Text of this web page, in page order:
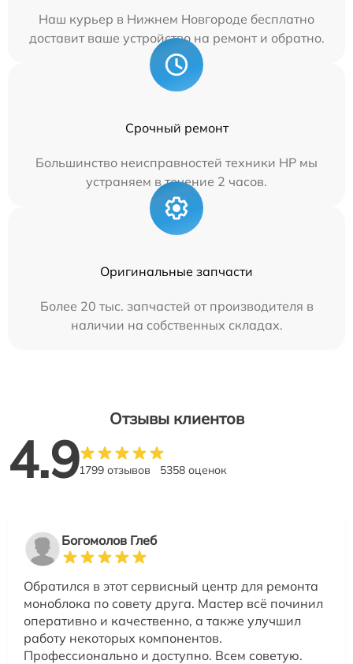
Наш курьер в Нижнем Новгороде бесплатно
доставит ваше устройство на ремонт и обратно.
Срочный ремонт
Большинство неисправностей техники HP мы
устраняем в течение 2 часов.
Оригинальные запчасти
Более 20 тыс. запчастей от производителя в
наличии на собственных складах.
Отзывы клиентов
4.91799 отзывов 5358 оценок
Богомолов Глеб
Обратился в этот сервисный центр для ремонта
моноблока по совету друга. Мастер всё починил
оперативно и качественно, а также улучшил
работу некоторых компонентов.
Профессионально и доступно. Всем советую.